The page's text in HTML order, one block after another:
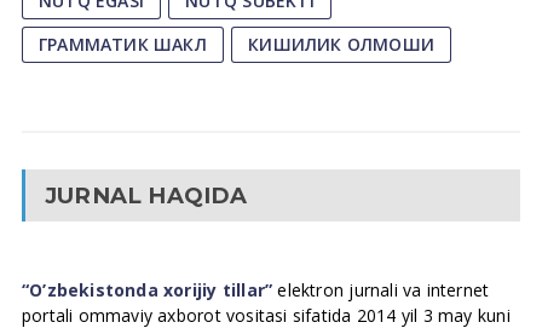
ГРАММАТИК ШАКЛ
КИШИЛИК ОЛМОШИ
JURNAL HAQIDA
“O’zbekistonda xorijiy tillar” elektron jurnali va internet
portali ommaviy axborot vositasi sifatida 2014 yil 3 may kuni